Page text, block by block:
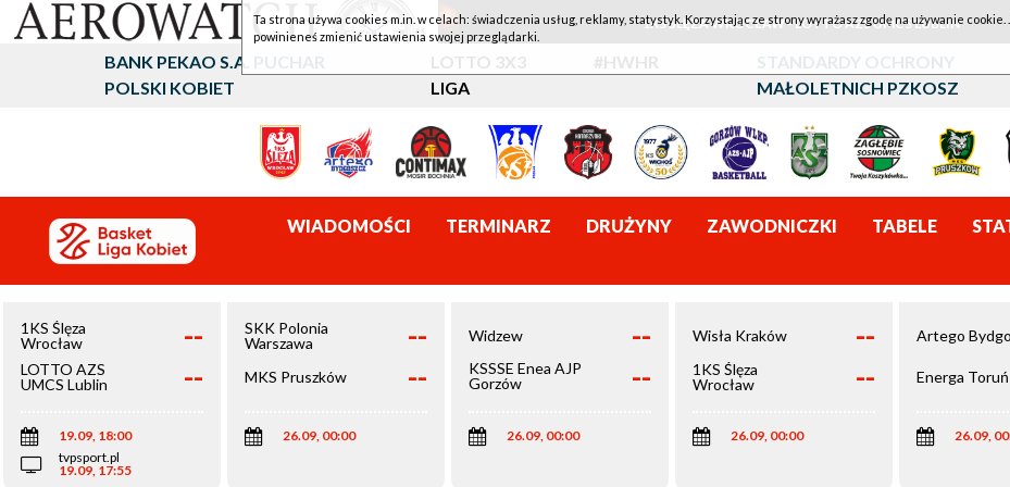
1KS ŚLĘZA WROCŁAW - LOTTO AZS UMCS LUBLIN
BANK PEKAO S.A. PUCHAR
POLSKI KOBIET
LOTTO 3X3
LIGA
#HWHR
STANDARDY OCHRONY
MAŁOLETNICH PZKOSZ
WIADOMOŚCI TERMINARZ DRUŻYNY ZAWODNICZKI TABELE
1KS Ślęza
Wrocław
--
LOTTO AZS
UMCS Lublin
--
19.09, 18:00
tvpsport.pl
19.09, 17:55
SKK Polonia
Warszawa
--
MKS Pruszków --
26.09, 00:00
Widzew --
KSSSE Enea AJP
Gorzów
--
26.09, 00:00
Wisła Kraków --
1KS Ślęza
Wrocław
--
26.09, 00:00
Artego
Energa Toruń
26.09,
Ta strona używa cookies m.in. w celach: świadczenia usług, reklamy, statystyk. Korzystając ze strony wyrażasz zgodę na używanie
powinieneś zmienić ustawienia swojej przeglądarki.